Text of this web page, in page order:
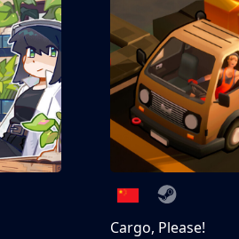
Cargo, Please!